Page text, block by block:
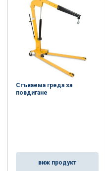
Сгъваема греда за
повдигане
виж продукт